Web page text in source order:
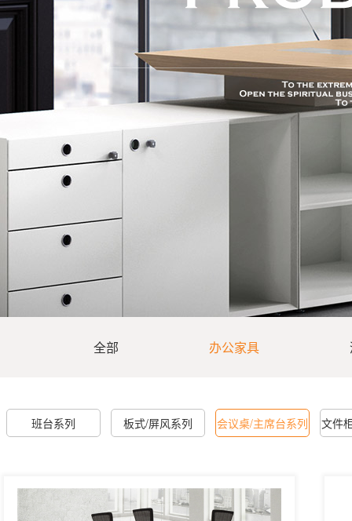
SPORT
全部 办公家具
班台系列 板式/屏风系列 会议桌/主席台系列 文件